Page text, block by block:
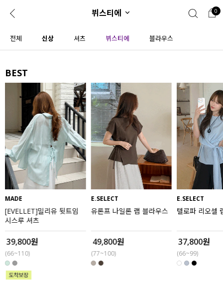
로그인 0
ENG
JP
콘텐츠 리뷰 & 혜택 플러스핏 회원혜택
CATEGORY COMMUNITY
도착보장⚡
인플루언서 pick!
신상 5%
베스트
MADE
세트할인 ~30%
하객룩
ALL
익스클루시브
아우터
블라우스
뷔스티에 0
전체 신상 셔츠 뷔스티에 블라우스
BEST
MADE
[EVELLET]밀리유 뒷트임
시스루 셔츠
39,800원
(66~110)
E.SELECT
유론프 나일론 랩 블라우스
49,800원
(77~100)
E.SELECT
텔로파 리오셀
37,800원
(66~99)